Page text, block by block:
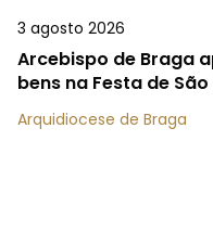
3 agosto 2026
Arcebispo de Braga
bens na Festa de
Arquidiocese de Braga